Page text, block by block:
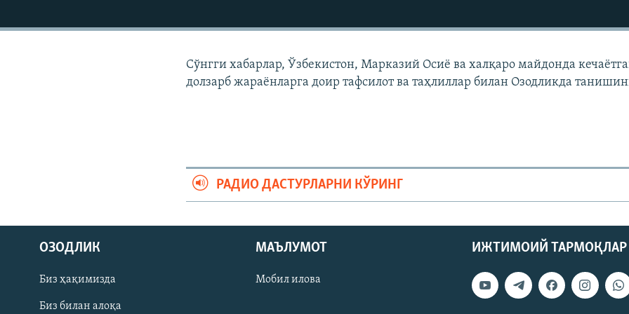
На русском
ИЖТИМОИЙ ТАРМОҚЛАР
Сўнгги хабарлар, Ўзбекистон, Марказий Осиë ва халқаро майдонда
долзарб жараëнларга доир тафсилот ва таҳлиллар билан Озодликда
РАДИО ДАСТУРЛАРНИ КЎРИНГ
ИЖТИМОИЙ ТАРМОҚЛАР
ОЗОДЛИК
Биз ҳақимизда
Биз билан алоқа
МАЪЛУМОТ
Мобил илова